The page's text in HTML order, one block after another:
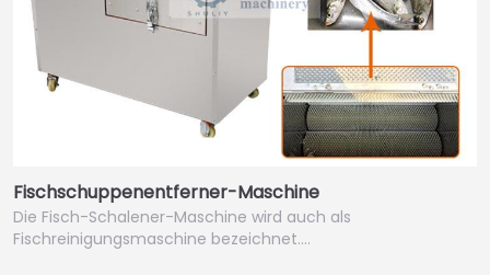
Fischschuppenentferner-Maschine
Die Fisch-Schalener-Maschine wird auch als
Fischreinigungsmaschine bezeichnet.…